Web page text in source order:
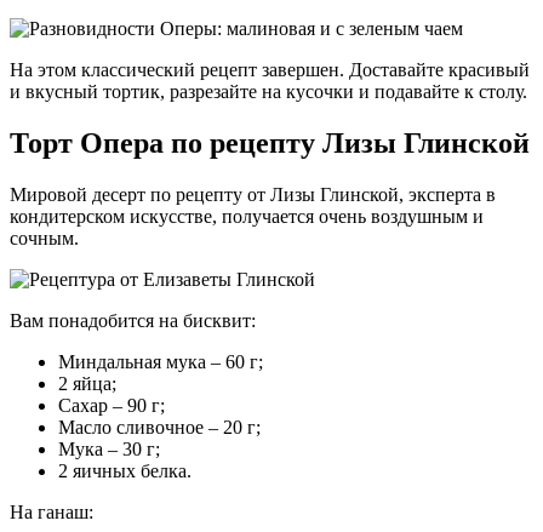
На этом классический рецепт завершен. Доставайте красивый
и вкусный тортик, разрезайте на кусочки и подавайте к столу.
Торт Опера по рецепту Лизы Глинской
Мировой десерт по рецепту от Лизы Глинской, эксперта в
кондитерском искусстве, получается очень воздушным и
сочным.
Вам понадобится на бисквит:
Миндальная мука – 60 г;
2 яйца;
Сахар – 90 г;
Масло сливочное – 20 г;
Мука – 30 г;
2 яичных белка.
На ганаш: